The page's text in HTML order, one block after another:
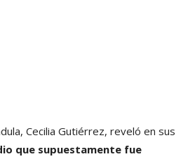
Cecilia Gutiérrez, reveló en sus
que supuestamente fue